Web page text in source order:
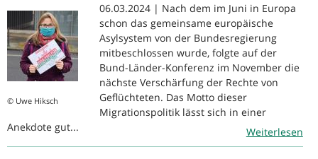
© Uwe Hiksch
06.03.2024 | Nach dem im Juni in Europa
schon das gemeinsame europäische
Asylsystem von der Bundesregierung
mitbeschlossen wurde, folgte auf der
Bund-Länder-Konferenz im November die
nächste Verschärfung der Rechte von
Geflüchteten. Das Motto dieser
Migrationspolitik lässt sich in einer
Anekdote gut...
Weiterlesen